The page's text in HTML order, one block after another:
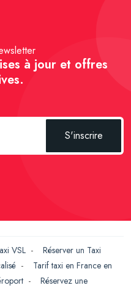
à jour et offres
S'inscrire
VSL - Réserver un Taxi
- Tarif taxi en France en
- Réservez une